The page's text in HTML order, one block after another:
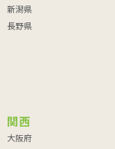
新潟県
長野県
関西
大阪府